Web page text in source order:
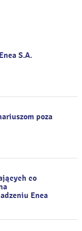
S.A.
poza
co
Enea